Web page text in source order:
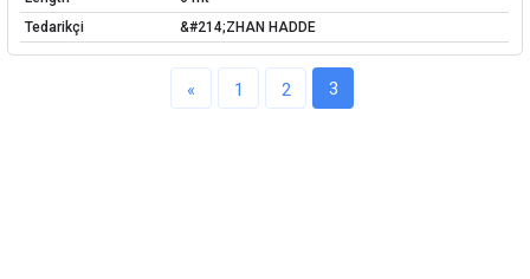
Tedarikçi
&#214;ZHAN HADDE
« 1 2 3